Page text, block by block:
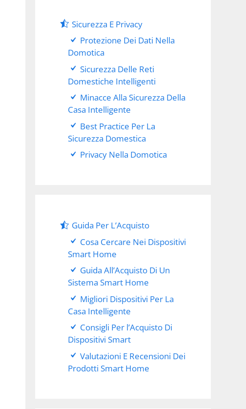
Sicurezza E Privacy
Protezione Dei Dati Nella
Domotica
Sicurezza Delle Reti
Domestiche Intelligenti
Minacce Alla Sicurezza Della
Casa Intelligente
Best Practice Per La
Sicurezza Domestica
Privacy Nella Domotica
Guida Per L’Acquisto
Cosa Cercare Nei Dispositivi
Smart Home
Guida All’Acquisto Di Un
Sistema Smart Home
Migliori Dispositivi Per La
Casa Intelligente
Consigli Per l’Acquisto Di
Dispositivi Smart
Valutazioni E Recensioni Dei
Prodotti Smart Home